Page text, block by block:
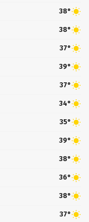
38°
38°
37°
39°
37°
34°
35°
39°
38°
36°
38°
37°